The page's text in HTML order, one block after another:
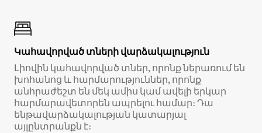
Կահավորված տների վարձակալություն
Լիովին կահավորված տներ, որոնք ներառում են
խոհանոց և հարմարություններ, որոնք
անհրաժեշտ են մեկ ամիս կամ ավելի երկար
հարմարավետորեն ապրելու համար։ Դա
ենթավարձակալության կատարյալ
այլընտրանքն է։